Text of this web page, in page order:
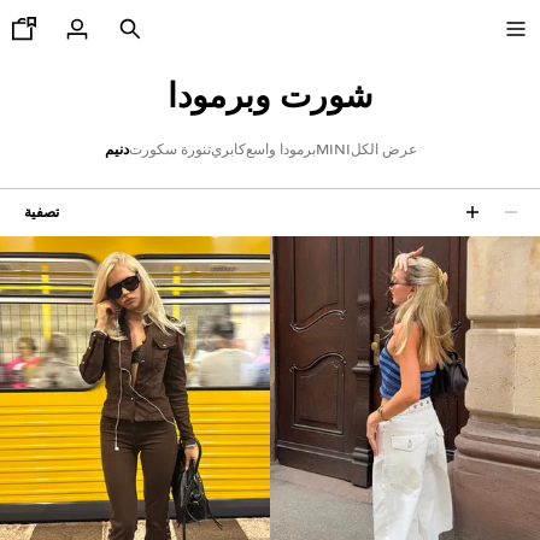
شورت وبرمودا
عرض الكلMINIبرمودا واسعكابريتنورة سكورتدنيم
تصفية
عرض الكل
تيشرتات و قمصان بولو
سراويل وشورتات برمودا
قمصان
سويت شيرتات وسترات صوفية
جاكيتات